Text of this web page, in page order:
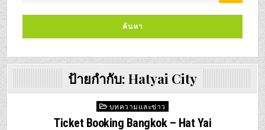
ป้ายกำกับ: Hatyai City
Posted
in
บทความและข่าว
Ticket Booking Bangkok – Hat Yai